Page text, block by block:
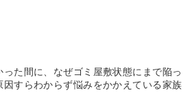
問い合わせ
た間に、なぜゴミ屋敷状態にまで陥っ
因すらわからず悩みをかかえている家族